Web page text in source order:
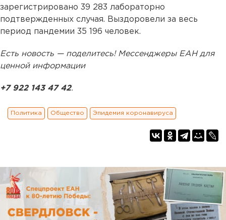
зарегистрировано 39 283 лабораторно
подтвержденных случая. Выздоровели за весь
период пандемии 35 196 человек.
Есть новость — поделитесь! Мессенджеры ЕАН для
ценной информации
+7 922 143 47 42.
Политика Общество Эпидемия коронавируса